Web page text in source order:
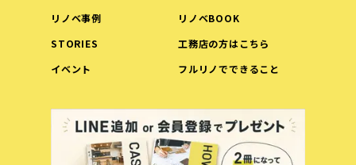
リノベ事例
リノベBOOK
STORIES
工務店の方はこちら
イベント
フルリノでできること